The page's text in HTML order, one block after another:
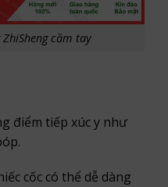
cầm tay
điểm tiếp xúc y như
cốc có thể dễ dàng